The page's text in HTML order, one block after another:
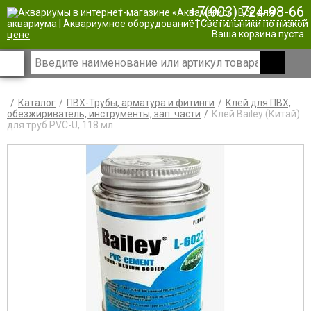
| +7(903) 724-98-66
Ваша корзина пуста
Каталог ПВХ-Трубы, арматура и фитинги
Клей для ПВХ,
обезжириватель, инструменты, зап. части
Клей Bailey (Китай)
для труб PVC-U, 118 мл